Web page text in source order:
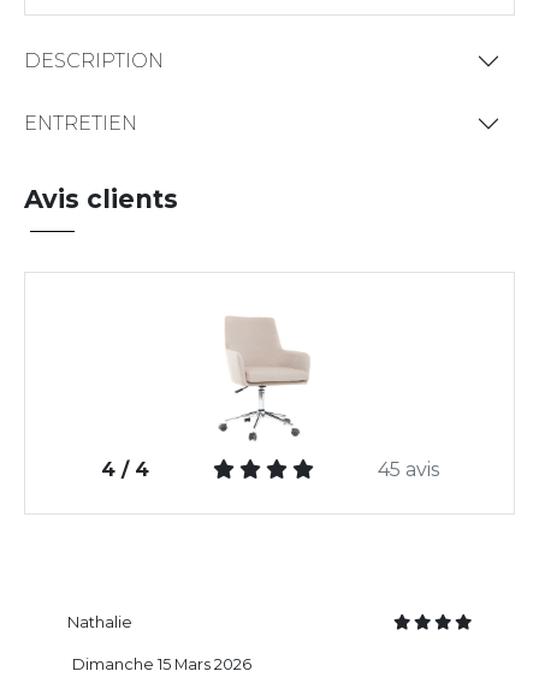
DESCRIPTION
ENTRETIEN
Avis clients
4 / 4 45 avis
Nathalie
Dimanche 15 Mars 2026